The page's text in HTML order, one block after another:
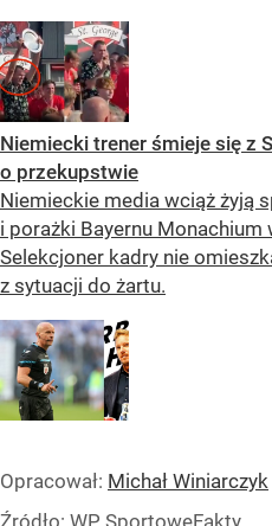
Niemiecki trener śmieje się z
o przekupstwie
Niemieckie media wciąż żyją
i porażki Bayernu Monachium
Selekcjoner kadry nie
z sytuacji do żartu.
Opracował: Michał Winiarczyk
Źródło: WP SportoweFakty